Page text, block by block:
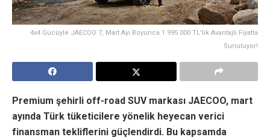
4x4 Gücüyle JAECOO 7, Mart Ayı Boyunca 1.995.000 TL'lik Avantajlı Fiyatla
Sunuluyor!
Premium şehirli off-road SUV markası JAECOO, mart
ayında Türk tüketicilere yönelik heyecan verici
finansman tekliflerini güçlendirdi. Bu kapsamda